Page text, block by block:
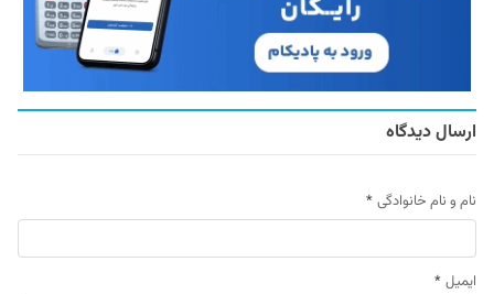
ارسال دیدگاه
نام و نام خانوادگی *
ایمیل *